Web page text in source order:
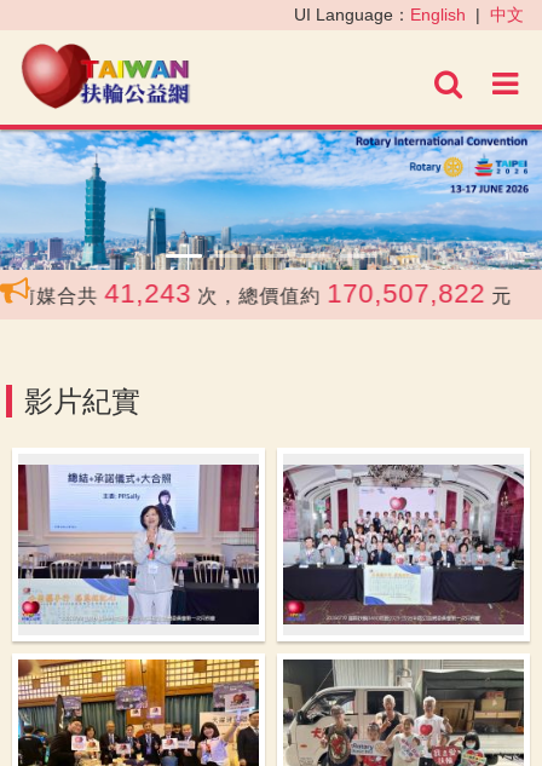
進階
UI Language： English | 中文
‹ ›
合共 41,243 次，總價值約 170,507,822 元
影片紀實